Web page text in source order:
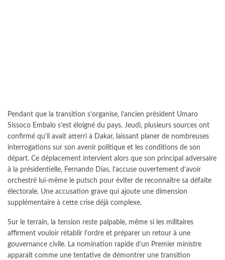
Pendant que la transition s’organise, l’ancien président Umaro
Sissoco Embalo s’est éloigné du pays. Jeudi, plusieurs sources ont
confirmé qu’il avait atterri à Dakar, laissant planer de nombreuses
interrogations sur son avenir politique et les conditions de son
départ. Ce déplacement intervient alors que son principal adversaire
à la présidentielle, Fernando Dias, l’accuse ouvertement d’avoir
orchestré lui-même le putsch pour éviter de reconnaître sa défaite
électorale. Une accusation grave qui ajoute une dimension
supplémentaire à cette crise déjà complexe.
Sur le terrain, la tension reste palpable, même si les militaires
affirment vouloir rétablir l’ordre et préparer un retour à une
gouvernance civile. La nomination rapide d’un Premier ministre
apparaît comme une tentative de démontrer une transition